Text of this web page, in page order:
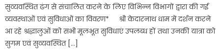
सुव्यवस्थित ढंग से संचालित करने के लिए विभिन्न विभागों द्वारा की गई
व्यवस्थाओं एवं सुविधाओं का विवरण* श्री केदारनाथ धाम में दर्शन करने
आ रहे श्रद्धालुओं को सभी मूलभूत सुविधाएं उपलब्ध हों तथा उनकी यात्रा को
सुगम एवं सुव्यवस्थित […]